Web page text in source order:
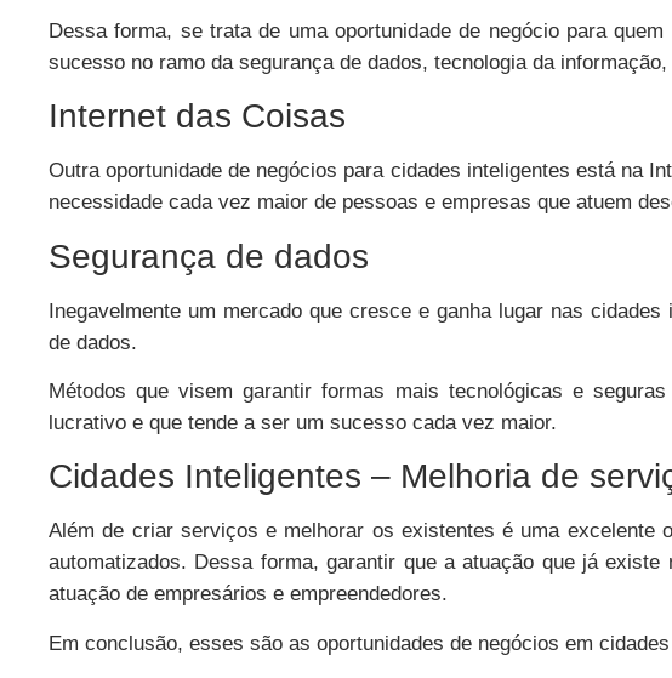
Dessa forma, se trata de uma oportunidade de negócio para
sucesso no ramo da segurança de dados, tecnologia da
Internet das Coisas
Outra oportunidade de negócios para cidades inteligentes está na
necessidade cada vez maior de pessoas e empresas que atuem
Segurança de dados
Inegavelmente um mercado que cresce e ganha lugar nas
de dados.
Métodos que visem garantir formas mais tecnológicas e
lucrativo e que tende a ser um sucesso cada vez maior.
Cidades Inteligentes – Melhoria de
Além de criar serviços e melhorar os existentes é uma excelente
automatizados. Dessa forma, garantir que a atuação que já
atuação de empresários e empreendedores.
Em conclusão, esses são as oportunidades de negócios em